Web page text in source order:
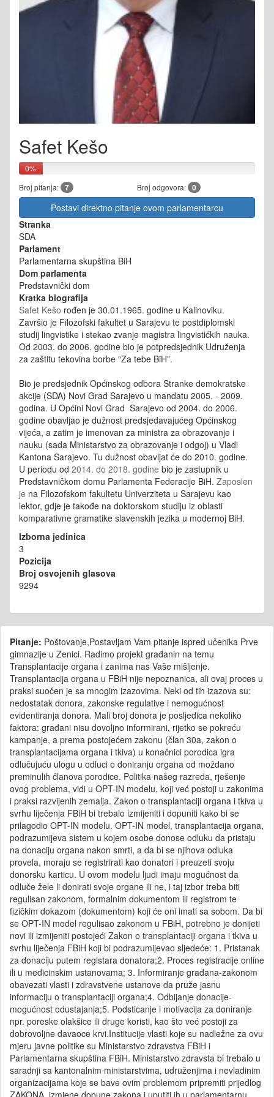
Safet Kešo
0%
Broj pitanja: 7 Broj odgovora: 0
Postavi direktno pitanje ovom parlamentarcu
Stranka
SDA
Parlament
Parlamentarna skupština BiH
Dom parlamenta
Predstavnički dom
Kratka biografija
Safet Kešo rođen je 30.01.1965. godine u Kalinoviku.
Završio je Filozofski fakultet u Sarajevu te postdiplomski
studij lingvistike i stekao zvanje magistra lingvističkih nauka.
Od 2003. do 2006. godine bio je potpredsjednik Udruženja
za zaštitu tekovina borbe “Za tebe BiH”.
Bio je predsjednik Općinskog odbora Stranke demokratske
akcije (SDA) Novi Grad Sarajevo u mandatu 2005. - 2009.
godina. U Općini Novi Grad Sarajevo od 2004. do 2006.
godine obavljao je dužnost predsjedavajućeg Općinskog
vijeća, a zatim je imenovan za ministra za obrazovanje i
nauku (sada Ministarstvo za obrazovanje i odgoj) u Vladi
Kantona Sarajevo. Tu dužnost obavljat će do 2010. godine.
U periodu od 2014. do 2018. godine bio je zastupnik u
Predstavničkom domu Parlamenta Federacije BiH. Zaposlen
je na Filozofskom fakultetu Univerziteta u Sarajevu kao
lektor, gdje je takođe na doktorskom studiju iz oblasti
komparativne gramatike slavenskih jezika u modernoj BiH.
Izborna jedinica
3
Pozicija
Broj osvojenih glasova
9294
Pitanje: Poštovanje,Postavljam Vam pitanje ispred učenika Prve
gimnazije u Zenici. Radimo projekt građanin na temu
Transplantacije organa i zanima nas Vaše mišljenje.
Transplantacija organa u FBiH nije nepoznanica, ali ovaj proces u
praksi suočen je sa mnogim izazovima. Neki od tih izazova su:
nedostatak donora, zakonske regulative i nemogućnost
evidentiranja donora. Mali broj donora je posljedica nekoliko
faktora: građani nisu dovoljno informirani, rijetko se pokreću
kampanje, a prema postojećem zakonu (član 30a, zakon o
transplantacijama organa i tkiva) u konačnici porodica igra
odlučujuću ulogu u odluci o doniranju organa od moždano
preminulih članova porodice. Politika našeg razreda, rješenje
ovog problema, vidi u OPT-IN modelu, koji već postoji u zakonima
i praksi razvijenih zemalja. Zakon o transplantaciji organa i tkiva u
svrhu liječenja FBiH bi trebalo izmijeniti i dopuniti kako bi se
prilagodio OPT-IN modelu. OPT-IN model, transplantacija organa,
podrazumijeva sistem u kojem osobe donose odluku da pristaju
na donaciju organa nakon smrti, a da bi se njihova odluka
provela, moraju se registrirati kao donatori i preuzeti svoju
donorsku karticu. U ovom modelu ljudi imaju mogućnost da
odluče žele li donirati svoje organe ili ne, i taj izbor treba biti
regulisan zakonom, formalnim dokumentom ili registrom te
fizičkim dokazom (dokumentom) koji će oni imati sa sobom. Da bi
se OPT-IN model regulisao zakonom u FBiH, potrebno je donijeti
novi ili izmijeniti postojeći Zakon o transplantaciji organa i tkiva u
svrhu liječenja FBiH koji bi podrazumijevao sljedeće: 1. Pristanak
za donaciju putem registara donatora;2. Proces registracije online
ili u medicinskim ustanovama; 3. Informiranje građana-zakonom
obavezati vlasti i zdravstvene ustanove da pruže jasnu
informaciju o transplantaciji organa;4. Odbijanje donacije-
mogućnost odustajanja;5. Podsticanje i motivacija za doniranje
npr. poreske olakšice ili druge koristi, kao što već postoji za
dobrovoljne davaoce krvi.Institucije vlasti koje su nadležne za ovu
mjeru javne politike su Ministarstvo zdravstva FBiH i
Parlamentarna skupština FBiH. Ministarstvo zdravsta bi trebalo u
saradnji sa kantonalnim ministarstvima, udruženjima i nevladinim
organizacijama koje se bave ovim problemom pripremiti prijedlog